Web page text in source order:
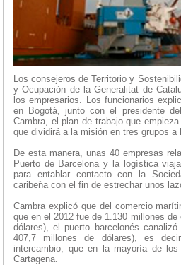
Los consejeros de Territorio y
y Ocupación de la Generalitat de
los empresarios. Los funcionarios
en Bogotá, junto con el presidente
Cambra, el plan de trabajo que
que dividirá a la misión en tres grupos a
De esta manera, unas 40 empresas
Puerto de Barcelona y la logística
para entablar contacto con la
caribeña con el fin de estrechar unos
Cambra explicó que del comercio
que en el 2012 fue de 1.130 millones
dólares), el puerto barcelonés
407,7 millones de dólares), es
intercambio, que en la mayoría de
Cartagena.